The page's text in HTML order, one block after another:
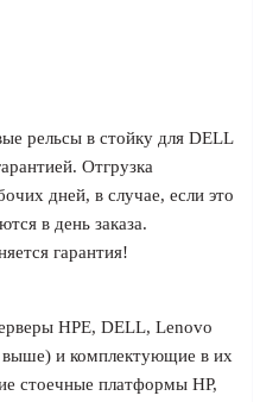
рельсы в стойку для DELL
Отгрузка
дней, в случае, если это
в день заказа.
гарантия!
HPE, DELL, Lenovo
выше) и комплектующие в их
стоечные платформы HP,